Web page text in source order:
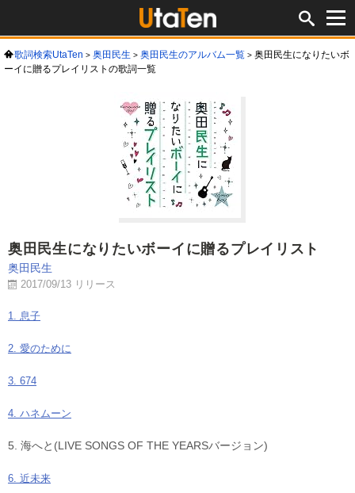
歌詞検索UtaTen 奥田民生 奥田民生のアルバム一覧
奥田民生になりたいボ
ーイに贈るプレイリストの歌詞一覧
奥田民生になりたいボーイに贈るプレイリスト
奥田民生
2017/09/13 リリース
1. 息子
2. 愛のために
3. 674
4. ハネムーン
5. 海へと(LIVE SONGS OF THE YEARSバージョン)
6. 近未来